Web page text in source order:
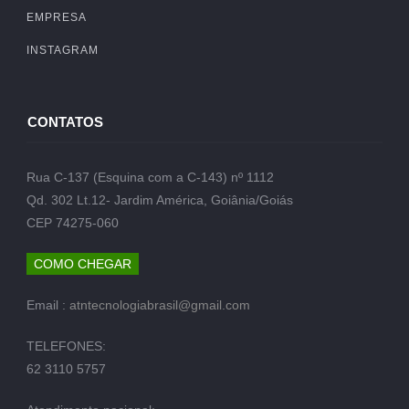
EMPRESA
INSTAGRAM
CONTATOS
Rua C-137 (Esquina com a C-143) nº 1112
Qd. 302 Lt.12- Jardim América, Goiânia/Goiás
CEP 74275-060
COMO CHEGAR
Email : atntecnologiabrasil@gmail.com
TELEFONES:
62 3110 5757